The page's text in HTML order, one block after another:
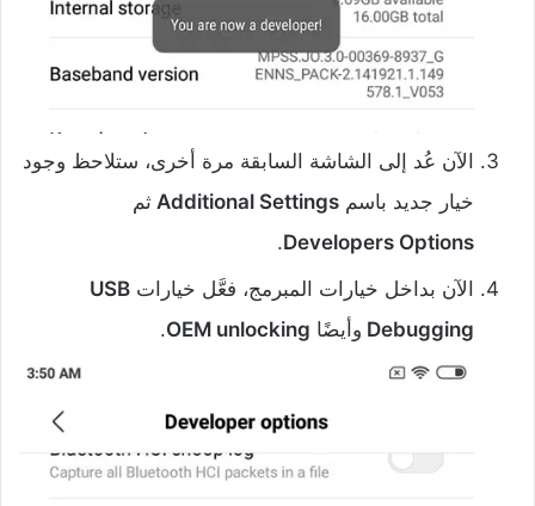
الآن عُد إلى الشاشة السابقة مرة أخرى، ستلاحظ وجود
خيار جديد باسم Additional Settings ثم
Developers Options
.
الآن بداخل خيارات المبرمج، فعَّل خيارات USB
Debugging وأيضًا OEM unlocking
.